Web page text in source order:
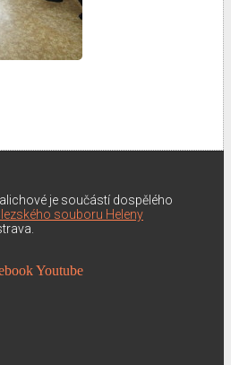
je součástí dospělého
souboru Heleny
Youtube